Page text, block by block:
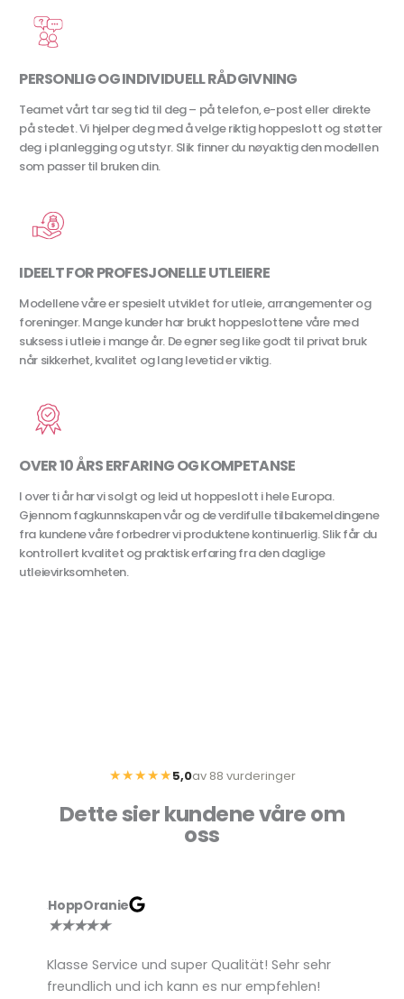
PERSONLIG OG INDIVIDUELL RÅDGIVNING
Teamet vårt tar seg tid til deg – på telefon, e-post eller direkte
på stedet. Vi hjelper deg med å velge riktig hoppeslott og støtter
deg i planlegging og utstyr. Slik finner du nøyaktig den modellen
som passer til bruken din.
IDEELT FOR PROFESJONELLE UTLEIERE
Modellene våre er spesielt utviklet for utleie, arrangementer og
foreninger. Mange kunder har brukt hoppeslottene våre med
suksess i utleie i mange år. De egner seg like godt til privat bruk
når sikkerhet, kvalitet og lang levetid er viktig.
OVER 10 ÅRS ERFARING OG KOMPETANSE
I over ti år har vi solgt og leid ut hoppeslott i hele Europa.
Gjennom fagkunnskapen vår og de verdifulle tilbakemeldingene
fra kundene våre forbedrer vi produktene kontinuerlig. Slik får du
kontrollert kvalitet og praktisk erfaring fra den daglige
utleievirksomheten.
★★★★★5,0av 88 vurderinger
Dette sier kundene våre om
oss
HoppOranie
★★★★★
Klasse Service und super Qualität! Sehr sehr
freundlich und ich kann es nur empfehlen!